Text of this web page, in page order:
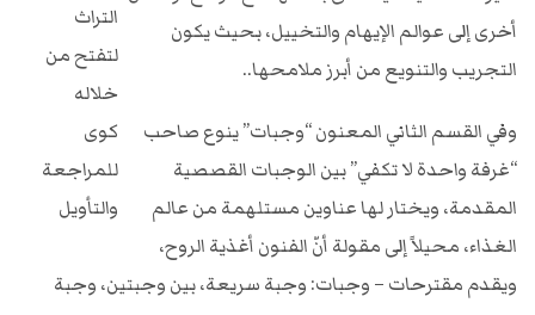
التراث
لتفتح من
خلاله
كوى
للمراجعة
والتأويل
أخرى إلى عوالم الإيهام والتخييل، بحيث يكون
التجريب والتنويع من أبرز ملامحها..
وفي القسم الثاني المعنون “وجبات” ينوع صاحب
“غرفة واحدة لا تكفي” بين الوجبات القصصية
المقدمة، ويختار لها عناوين مستلهمة من عالم
الغذاء، محيلاً إلى مقولة أنّ الفنون أغذية الروح،
ويقدم مقترحات – وجبات: وجبة سريعة، بين وجبتين، وجبة